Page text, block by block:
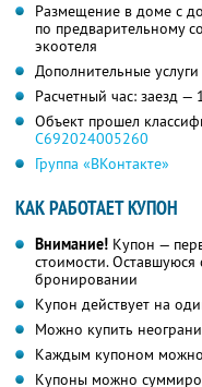
Размещение в доме с
по предварительному
экоотеля
Дополнительные
Расчетный час: заезд
Объект прошел
С692024005260
Группа «ВКонтакте»
КАК РАБОТАЕТ КУПОН
Внимание! Купон —
стоимости.
бронировании
Купон действует на
Можно купить
Каждым купоном можно
Купоны можно